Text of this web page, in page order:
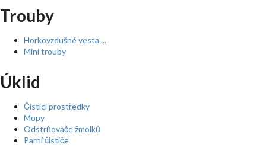
Trouby
Horkovzdušné vesta ...
Mini trouby
Úklid
Čistící prostředky
Mopy
Odstrňovače žmolků
Parní čističe